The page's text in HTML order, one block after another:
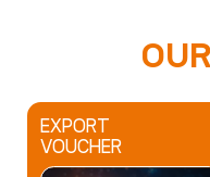
EXPORT
VOUCHER